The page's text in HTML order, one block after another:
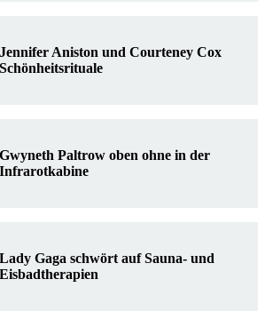
Jennifer Aniston und Courteney Cox
Schönheitsrituale
Gwyneth Paltrow oben ohne in der
Infrarotkabine
Lady Gaga schwört auf Sauna- und
Eisbadtherapien